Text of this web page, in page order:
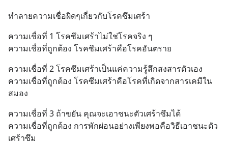
ทำลายความเชื่อผิดๆเกี่ยวกับโรคซึมเศร้า
ความเชื่อที่ 1 โรคซึมเศร้าไม่ใช่โรคจริง ๆ
ความเชื่อที่ถูกต้อง โรคซึมเศร้าคือโรคอันตราย
ความเชื่อที่ 2 โรคซึมเศร้าเป็นแค่ความรู้สึกสงสารตัวเอง
ความเชื่อที่ถูกต้อง โรคซึมเศร้าคือโรคที่เกิดจากสารเคมีใน
สมอง
ความเชื่อที่ 3 ถ้าขยัน คุณจะเอาชนะตัวเศร้าซึมได้
ความเชื่อที่ถูกต้อง การพักผ่อนอย่างเพียงพอคือวิธีเอาชนะตัว
เศร้าซึม